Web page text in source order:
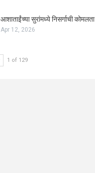
आशाताईंच्या सुरांमध्ये निसर्गाची कोमलता
Apr 12, 2026
1 of 129